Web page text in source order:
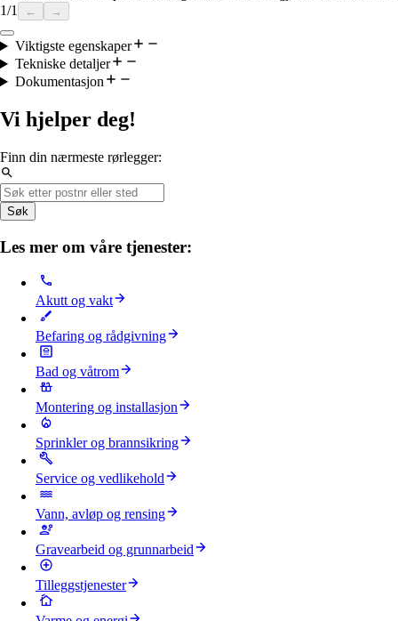
1/1 ← →
Viktigste egenskaper
Tekniske detaljer
Dokumentasjon
Vi hjelper deg!
Finn din nærmeste rørlegger:
Søk
Les mer om våre tjenester:
Akutt og vakt
Befaring og rådgivning
Bad og våtrom
Montering og installasjon
Sprinkler og brannsikring
Service og vedlikehold
Vann, avløp og rensing
Gravearbeid og grunnarbeid
Tilleggstjenester